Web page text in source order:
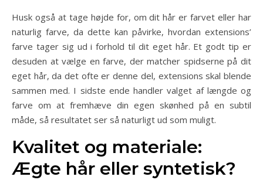
Husk også at tage højde for, om dit hår er farvet eller har
naturlig farve, da dette kan påvirke, hvordan extensions’
farve tager sig ud i forhold til dit eget hår. Et godt tip er
desuden at vælge en farve, der matcher spidserne på dit
eget hår, da det ofte er denne del, extensions skal blende
sammen med. I sidste ende handler valget af længde og
farve om at fremhæve din egen skønhed på en subtil
måde, så resultatet ser så naturligt ud som muligt.
Kvalitet og materiale:
Ægte hår eller syntetisk?